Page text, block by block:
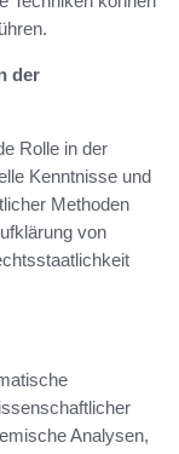
der
Rolle in der
Kenntnisse und
Methoden
von
Analysen,